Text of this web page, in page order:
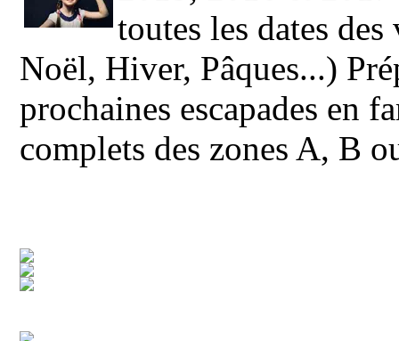
toutes les dates
Noël, Hiver, Pâques...)
prochaines escapades en
complets des zones A, B